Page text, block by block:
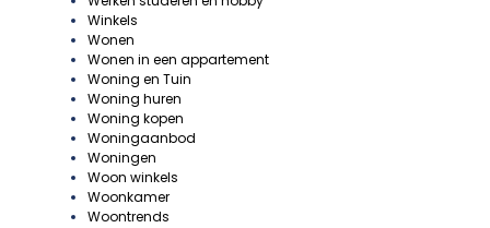
Winkels
Wonen
Wonen in een appartement
Woning en Tuin
Woning huren
Woning kopen
Woningaanbod
Woningen
Woon winkels
Woonkamer
Woontrends